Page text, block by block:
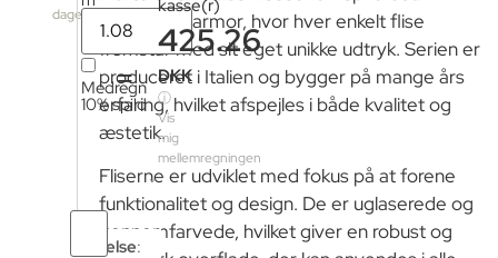
dage)
Poleret
Satin
Struktur
Tykkelse:
Medregn
10% spild
=
kasse(r)
425.26
DKK
ⓘ
Vis
mig
mellemregningen
Antal
fliser
naturens marmor, hvor hver enkelt flise
fremstår med sit eget unikke udtryk. Serien er
produceret i Italien og bygger på mange års
erfaring, hvilket afspejles i både kvalitet og
æstetik.
Fliserne er udviklet med fokus på at forene
funktionalitet og design. De er uglaserede og
gennemfarvede, hvilket giver en robust og